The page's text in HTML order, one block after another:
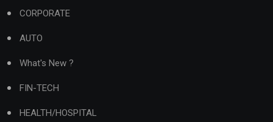
CORPORATE
AUTO
What's New ?
FIN-TECH
HEALTH/HOSPITAL